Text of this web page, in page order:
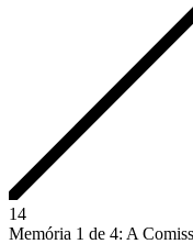
14
Memória 1 de 4: A